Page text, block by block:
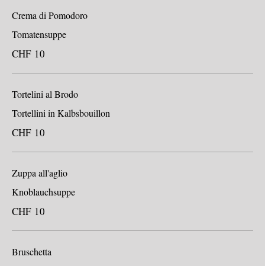
Crema di Pomodoro
Tomatensuppe
CHF 10
Tortelini al Brodo
Tortellini in Kalbsbouillon
CHF 10
Zuppa all'aglio
Knoblauchsuppe
CHF 10
Bruschetta